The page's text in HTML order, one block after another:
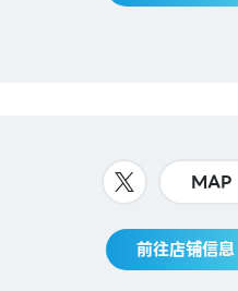
MAP
前往店铺信息